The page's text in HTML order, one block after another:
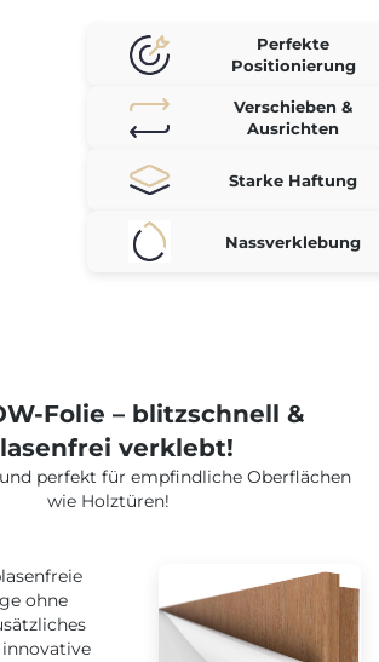
Perfekte
Positionierung
Verschieben &
Ausrichten
Starke Haftung
Nassverklebung
Folie – blitzschnell &
verklebt!
perfekt für empfindliche Oberflächen
wie Holztüren!
ohne